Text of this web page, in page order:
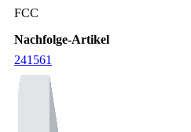
FCC
Nachfolge-Artikel
241561